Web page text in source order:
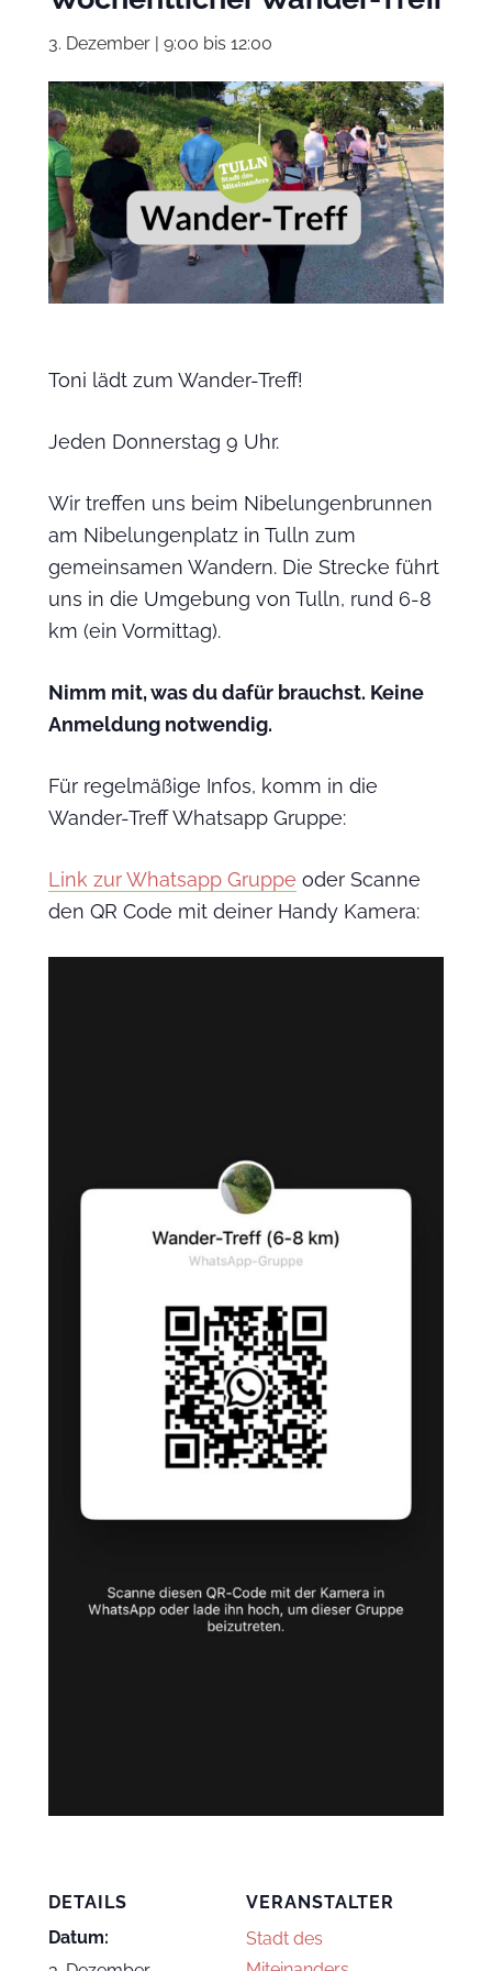
3. Dezember | 9:00 bis 12:00
Toni lädt zum Wander-Treff!
Jeden Donnerstag 9 Uhr.
Wir treffen uns beim Nibelungenbrunnen
am Nibelungenplatz in Tulln zum
gemeinsamen Wandern. Die Strecke führt
uns in die Umgebung von Tulln, rund 6-8
km (ein Vormittag).
Nimm mit, was du dafür brauchst. Keine
Anmeldung notwendig.
Für regelmäßige Infos, komm in die
Wander-Treff Whatsapp Gruppe:
Link zur Whatsapp Gruppe oder Scanne
den QR Code mit deiner Handy Kamera:
DETAILS
Datum:
VERANSTALTER
Stadt des